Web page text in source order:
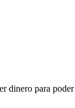
dinero para